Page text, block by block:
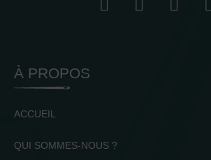
À PROPOS
ACCUEIL
QUI SOMMES-NOUS ?